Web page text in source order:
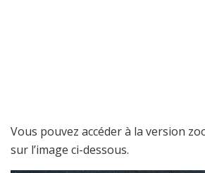
Vous pouvez accéder à la version
sur l’image ci-dessous.